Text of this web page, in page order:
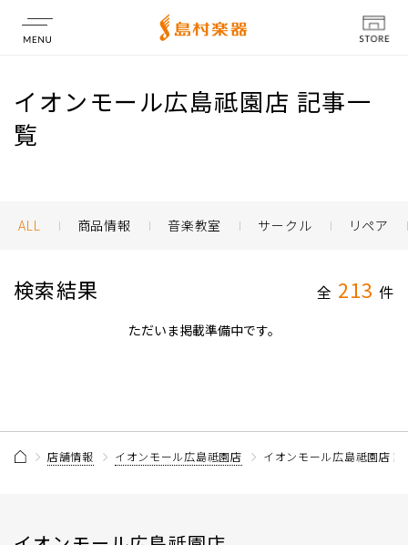
店舗情報
イオンモール広島祗園店 記事一
覧
ALL 商品情報 音楽教室 サークル リペア
検索結果 全 213 件
ただいま掲載準備中です。
店舗情報 イオンモール広島祗園店 イオンモール広島祗園店